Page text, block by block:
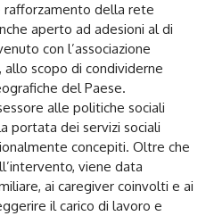
rafforzamento della rete
aperto ad adesioni al di
con l’associazione
allo scopo di condividerne
del Paese.
alle politiche sociali
portata dei servizi sociali
concepiti. Oltre che
viene data
ai caregiver coinvolti e ai
il carico di lavoro e